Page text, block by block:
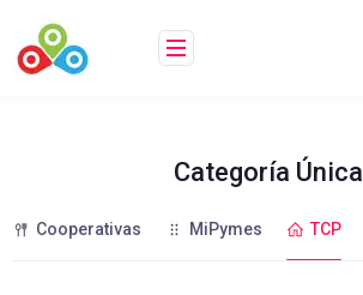
contenido
Categoría Única
Cooperativas MiPymes TCP